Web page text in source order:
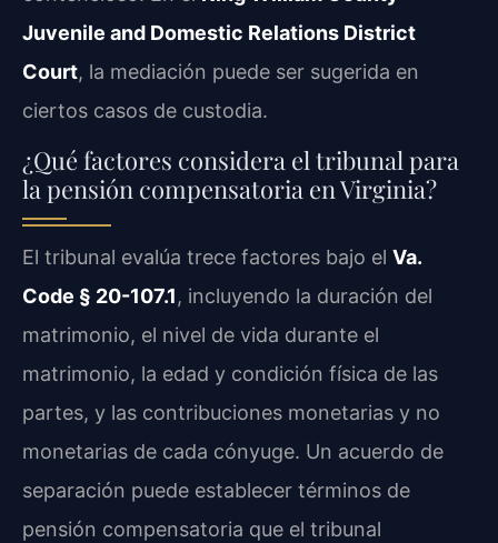
Juvenile and Domestic Relations District
Court, la mediación puede ser sugerida en
ciertos casos de custodia.
¿Qué factores considera el tribunal para
la pensión compensatoria en Virginia?
El tribunal evalúa trece factores bajo el Va.
Code § 20-107.1, incluyendo la duración del
matrimonio, el nivel de vida durante el
matrimonio, la edad y condición física de las
partes, y las contribuciones monetarias y no
monetarias de cada cónyuge. Un acuerdo de
separación puede establecer términos de
pensión compensatoria que el tribunal